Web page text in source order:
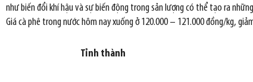
như biến đổi khí hậu và sự biến động trong sản lượng có thể tạo ra
Giá cà phê trong nước hôm nay xuống ở 120.000 – 121.000 đồng/kg,
Tỉnh thành